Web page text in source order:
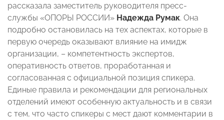
рассказала заместитель руководителя пресс-
службы «ОПОРЫ РОССИИ» Надежда Румак. Она
подробно остановилась на тех аспектах, которые в
первую очередь оказывают влияние на имидж
организации, – компетентность экспертов,
оперативность ответов, проработанная и
согласованная с официальной позиция спикера.
Единые правила и рекомендации для региональных
отделений имеют особенную актуальность и в связи
с тем, что часто спикеры с мест дают комментарии в